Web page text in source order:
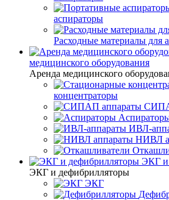
аспираторы
Расходные материалы для
медицинского оборудования
Аренда медицинского
концентраторы
ИВЛ-
НИВЛ
ЭКГ и
ЭКГ и дефибрилляторы
ЭКГ